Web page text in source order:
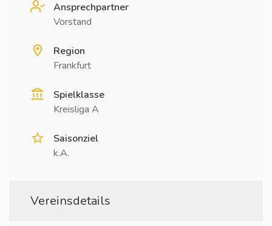
Ansprechpartner
Vorstand
Region
Frankfurt
Spielklasse
Kreisliga A
Saisonziel
k.A.
Vereinsdetails